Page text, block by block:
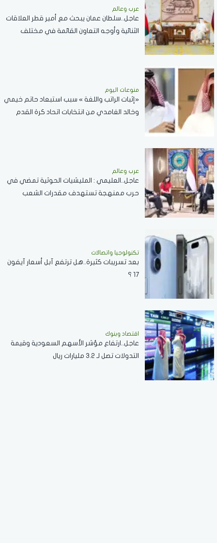
عرب وعالم
عاجل..سلطان عمان يبحث مع أمير قطر العلاقات
الثنائية وأوجه التعاون القائمة في مختلف
منوعات اليوم
«إثبات الراتب واللغة » سبب استبعاد حاتم خيمي
وخالد الغامدي من انتخابات اتحاد كرة القدم
عرب وعالم
عاجل..العليمي : المليشيات الحوثية تمضي في
حرب ممنهجة تستهدف مقدرات الشعب
تكنولوجيا واتصالات
بعد تسريبات كثيرة..هل ترتفع آبل أسعار آيفون
17 ؟
اقتصاد وبنوك
عاجل..ارتفاع مؤشر الأسهم السعودية وقيمة
التدولات تصل لـ 3.2 مليارات ريال